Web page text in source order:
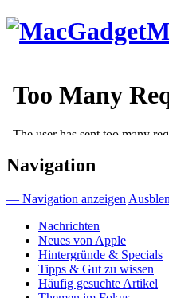
Direkt
zum
Navigation
— Navigation anzeigen
Nachrichten
Neues von Apple
Hintergründe & Specials
Tipps & Gut zu wissen
Häufig gesuchte Artikel